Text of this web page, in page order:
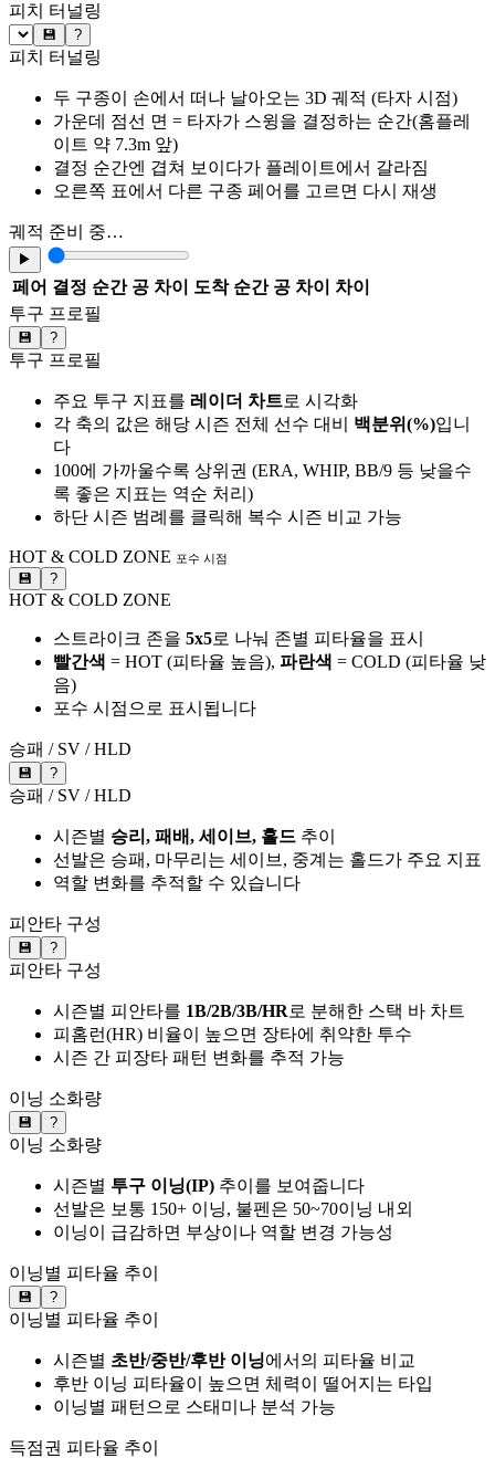
피치 터널링
💾 ?
피치 터널링
두 구종이 손에서 떠나 날아오는 3D 궤적 (타자 시점)
가운데 점선 면 = 타자가 스윙을 결정하는 순간(홈플레
이트 약 7.3m 앞)
결정 순간엔 겹쳐 보이다가 플레이트에서 갈라짐
오른쪽 표에서 다른 구종 페어를 고르면 다시 재생
궤적 준비 중…
▶
페어 결정 순간 공 차이 도착 순간 공 차이
차이
투구 프로필
💾 ?
투구 프로필
주요 투구 지표를 레이더 차트로 시각화
각 축의 값은 해당 시즌 전체 선수 대비 백분위(%)입니
다
100에 가까울수록 상위권 (ERA, WHIP, BB/9 등 낮을수
록 좋은 지표는 역순 처리)
하단 시즌 범례를 클릭해 복수 시즌 비교 가능
HOT & COLD ZONE 포수 시점
💾 ?
HOT & COLD ZONE
스트라이크 존을 5x5로 나눠 존별 피타율을 표시
빨간색 = HOT (피타율 높음), 파란색 = COLD (피타율 낮
음)
포수 시점으로 표시됩니다
승패 / SV / HLD
💾 ?
승패 / SV / HLD
시즌별 승리, 패배, 세이브, 홀드 추이
선발은 승패, 마무리는 세이브, 중계는 홀드가 주요 지표
역할 변화를 추적할 수 있습니다
피안타 구성
💾 ?
피안타 구성
시즌별 피안타를 1B/2B/3B/HR로 분해한 스택 바 차트
피홈런(HR) 비율이 높으면 장타에 취약한 투수
시즌 간 피장타 패턴 변화를 추적 가능
이닝 소화량
💾 ?
이닝 소화량
시즌별 투구 이닝(IP) 추이를 보여줍니다
선발은 보통 150+ 이닝, 불펜은 50~70이닝 내외
이닝이 급감하면 부상이나 역할 변경 가능성
이닝별 피타율 추이
💾 ?
이닝별 피타율 추이
시즌별 초반/중반/후반 이닝에서의 피타율 비교
후반 이닝 피타율이 높으면 체력이 떨어지는 타입
이닝별 패턴으로 스태미나 분석 가능
득점권 피타율 추이